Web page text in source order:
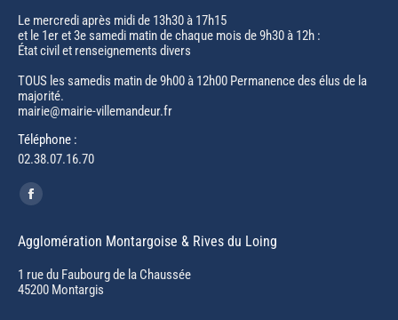
Le mercredi après midi de 13h30 à 17h15
et le 1er et 3e samedi matin de chaque mois de 9h30 à 12h :
État civil et renseignements divers
TOUS les samedis matin de 9h00 à 12h00 Permanence des élus de la
majorité.
mairie@mairie-villemandeur.fr
Téléphone :
02.38.07.16.70
Trouvez nous sur :
Facebook
opens
in
new
Agglomération Montargoise & Rives du Loing
1 rue du Faubourg de la Chaussée
45200 Montargis